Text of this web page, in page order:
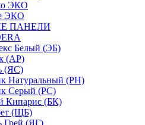
ЭКО
ЭКО
ПАНЕЛИ
Белый (ЭБ)
(АР)
(ЯС)
Натуральный (РН)
Серый (РС)
Кипарис (БК)
(ЩБ)
Грей (ЯГ)